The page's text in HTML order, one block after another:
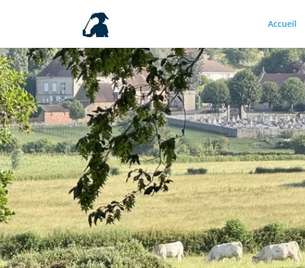
Accueil